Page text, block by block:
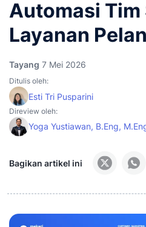
Automasi Tim
Layanan
Tayang 7 Mei 2026
Ditulis oleh:
Esti Tri Pusparini
Direview oleh:
Yoga Yustiawan, B.Eng,
Bagikan artikel ini